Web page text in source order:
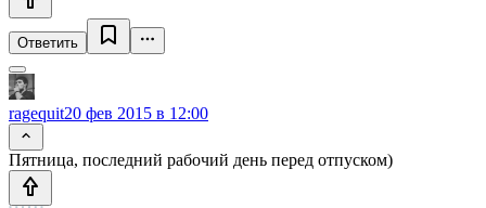
Ответить
ragequit20 фев 2015 в 12:00
Пятница, последний рабочий день перед отпуском)